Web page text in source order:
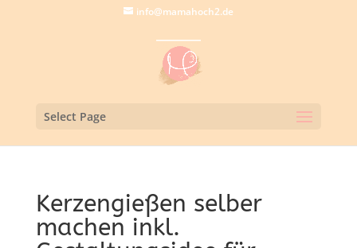
info@mamahoch2.de
Select Page
Kerzengießen selber
machen inkl.